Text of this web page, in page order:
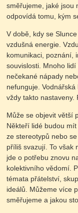
směřujeme, jaké jsou
odpovídá tomu, kým
V době, kdy se
vzdušná energie.
komunikaci, poznání,
souvislosti. Mnoho
nečekané nápady
nefunguje.
vždy takto nastaveny.
Může se objevit větší
Někteří lidé budou
ze stereotypů nebo
příliš svazují. To však
jde o potřebu znovu
kolektivního vědomí.
témata přátelství,
ideálů. Můžeme více
směřujeme a jakou